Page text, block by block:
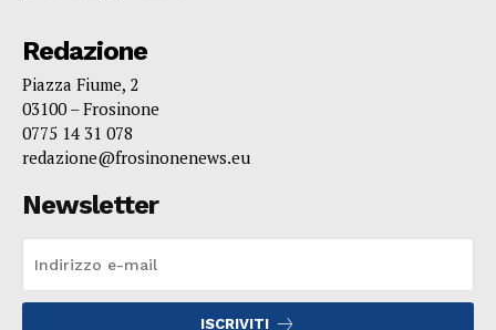
Redazione
Piazza Fiume, 2
03100 – Frosinone
0775 14 31 078
redazione@frosinonenews.eu
Newsletter
ISCRIVITI